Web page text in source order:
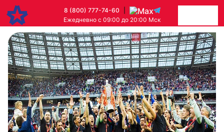
8 (800) 777-74-60
Ежедневно с 09:00 до 20:00 Мск